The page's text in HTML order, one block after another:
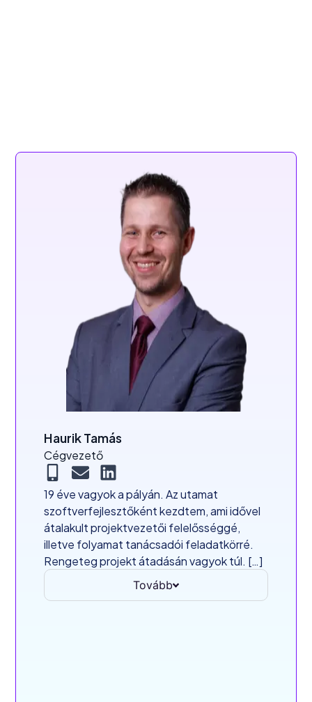
Haurik Tamás
Cégvezető
19 éve vagyok a pályán. Az utamat
szoftverfejlesztőként kezdtem, ami idővel
átalakult projektvezetői felelősséggé,
illetve folyamat tanácsadói feladatkörré.
Rengeteg projekt átadásán vagyok túl. […]
Tovább